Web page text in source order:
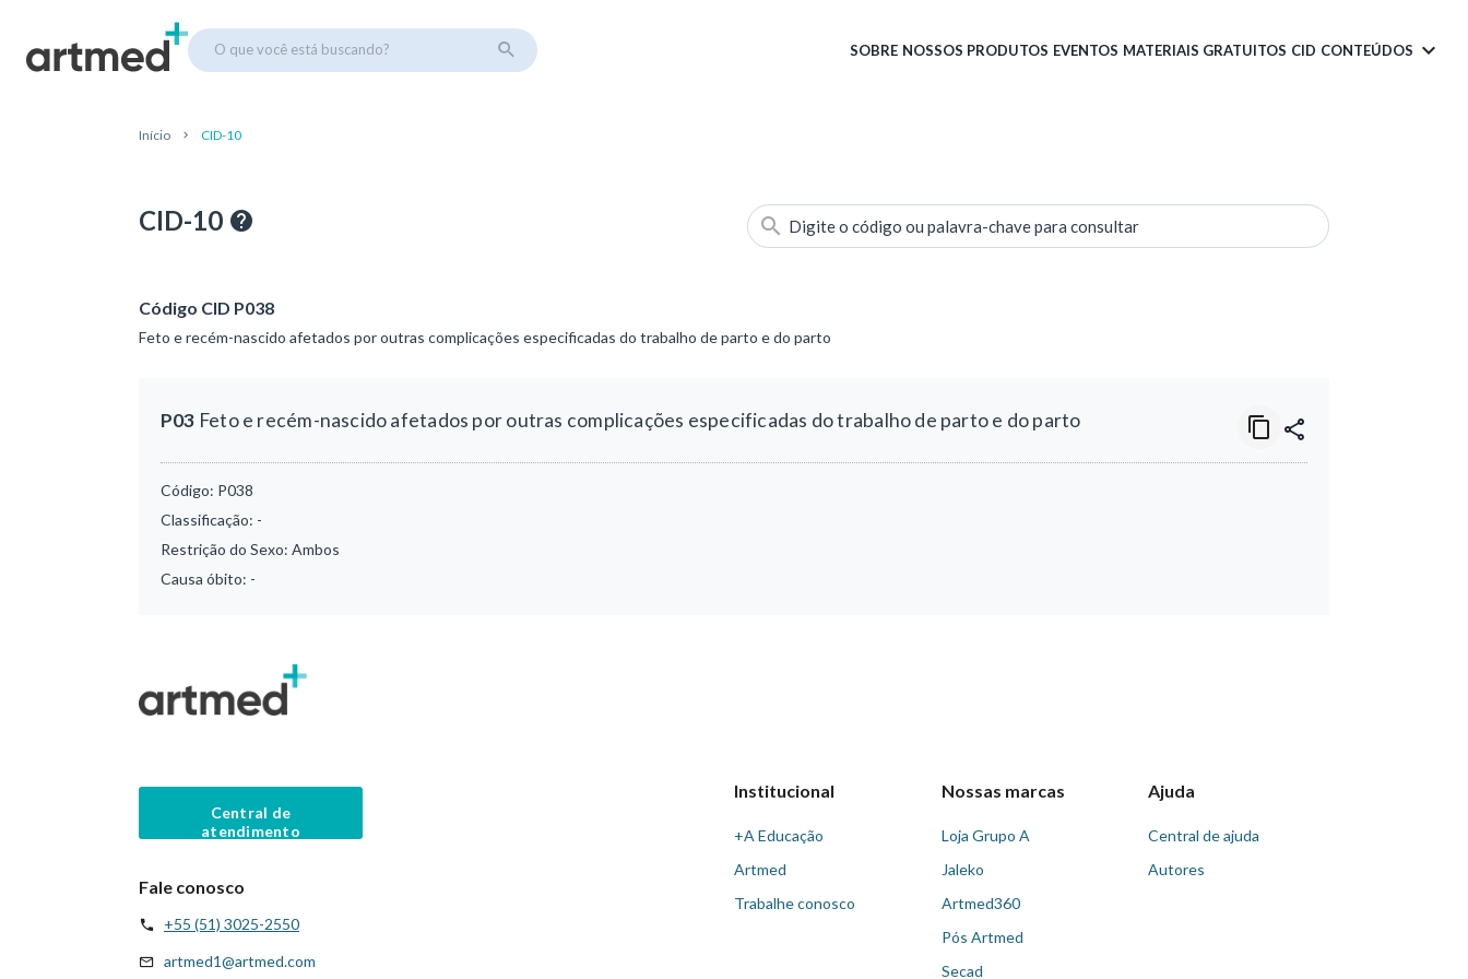
O que você está buscando? SOBRE NOSSOS PRODUTOS EVENTOS MATERIAIS GRATUITOS CID CONTEÚDOS
Início CID-10
CID-10 Digite o código ou palavra-chave para consultar
Código CID P038
Feto e recém-nascido afetados por outras complicações especificadas do trabalho de parto e do parto
P03 Feto e recém-nascido afetados por outras complicações especificadas do trabalho de parto e do parto
Código: P038
Classificação: -
Restrição do Sexo: Ambos
Causa óbito: -
Central de
atendimento
Fale conosco
+55 (51) 3025-2550
artmed1@artmed.com
Institucional
+A Educação
Artmed
Trabalhe conosco
Nossas marcas
Loja Grupo A
Jaleko
Artmed360
Pós Artmed
Secad
Ajuda
Central de ajuda
Autores